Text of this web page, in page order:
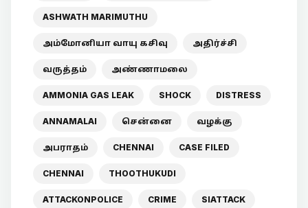
ASHWATH MARIMUTHU
அம்மோனியா வாயு கசிவு அதிர்ச்சி
வருத்தம் அண்ணாமலை
AMMONIA GAS LEAK SHOCK DISTRESS
ANNAMALAI சென்னை வழக்கு
அபராதம் CHENNAI CASE FILED
CHENNAI THOOTHUKUDI
ATTACKONPOLICE CRIME SIATTACK